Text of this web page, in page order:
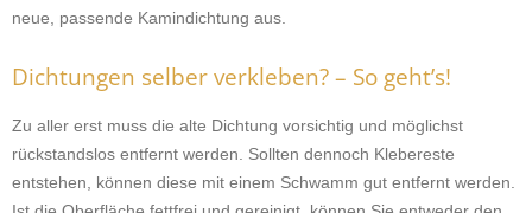
neue, passende Kamindichtung aus.
Dichtungen selber verkleben? – So geht’s!
Zu aller erst muss die alte Dichtung vorsichtig und möglichst
rückstandslos entfernt werden. Sollten dennoch Klebereste
entstehen, können diese mit einem Schwamm gut entfernt werden.